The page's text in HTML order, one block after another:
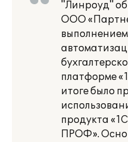
"Линроуд"
ООО
платформе
итоге было
продукта
ПРОФ».